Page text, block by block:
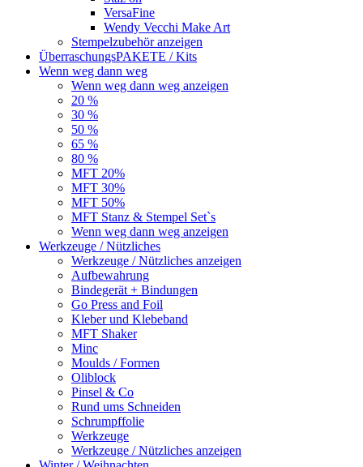
VersaFine
Wendy Vecchi Make Art
Stempelzubehör anzeigen
ÜberraschungsPAKETE / Kits
Wenn weg dann weg
Wenn weg dann weg anzeigen
20 %
30 %
50 %
65 %
80 %
MFT 20%
MFT 30%
MFT 50%
MFT Stanz & Stempel Set`s
Wenn weg dann weg anzeigen
Werkzeuge / Nützliches
Werkzeuge / Nützliches anzeigen
Aufbewahrung
Bindegerät + Bindungen
Go Press and Foil
Kleber und Klebeband
MFT Shaker
Minc
Moulds / Formen
Oliblock
Pinsel & Co
Rund ums Schneiden
Schrumpffolie
Werkzeuge
Werkzeuge / Nützliches anzeigen